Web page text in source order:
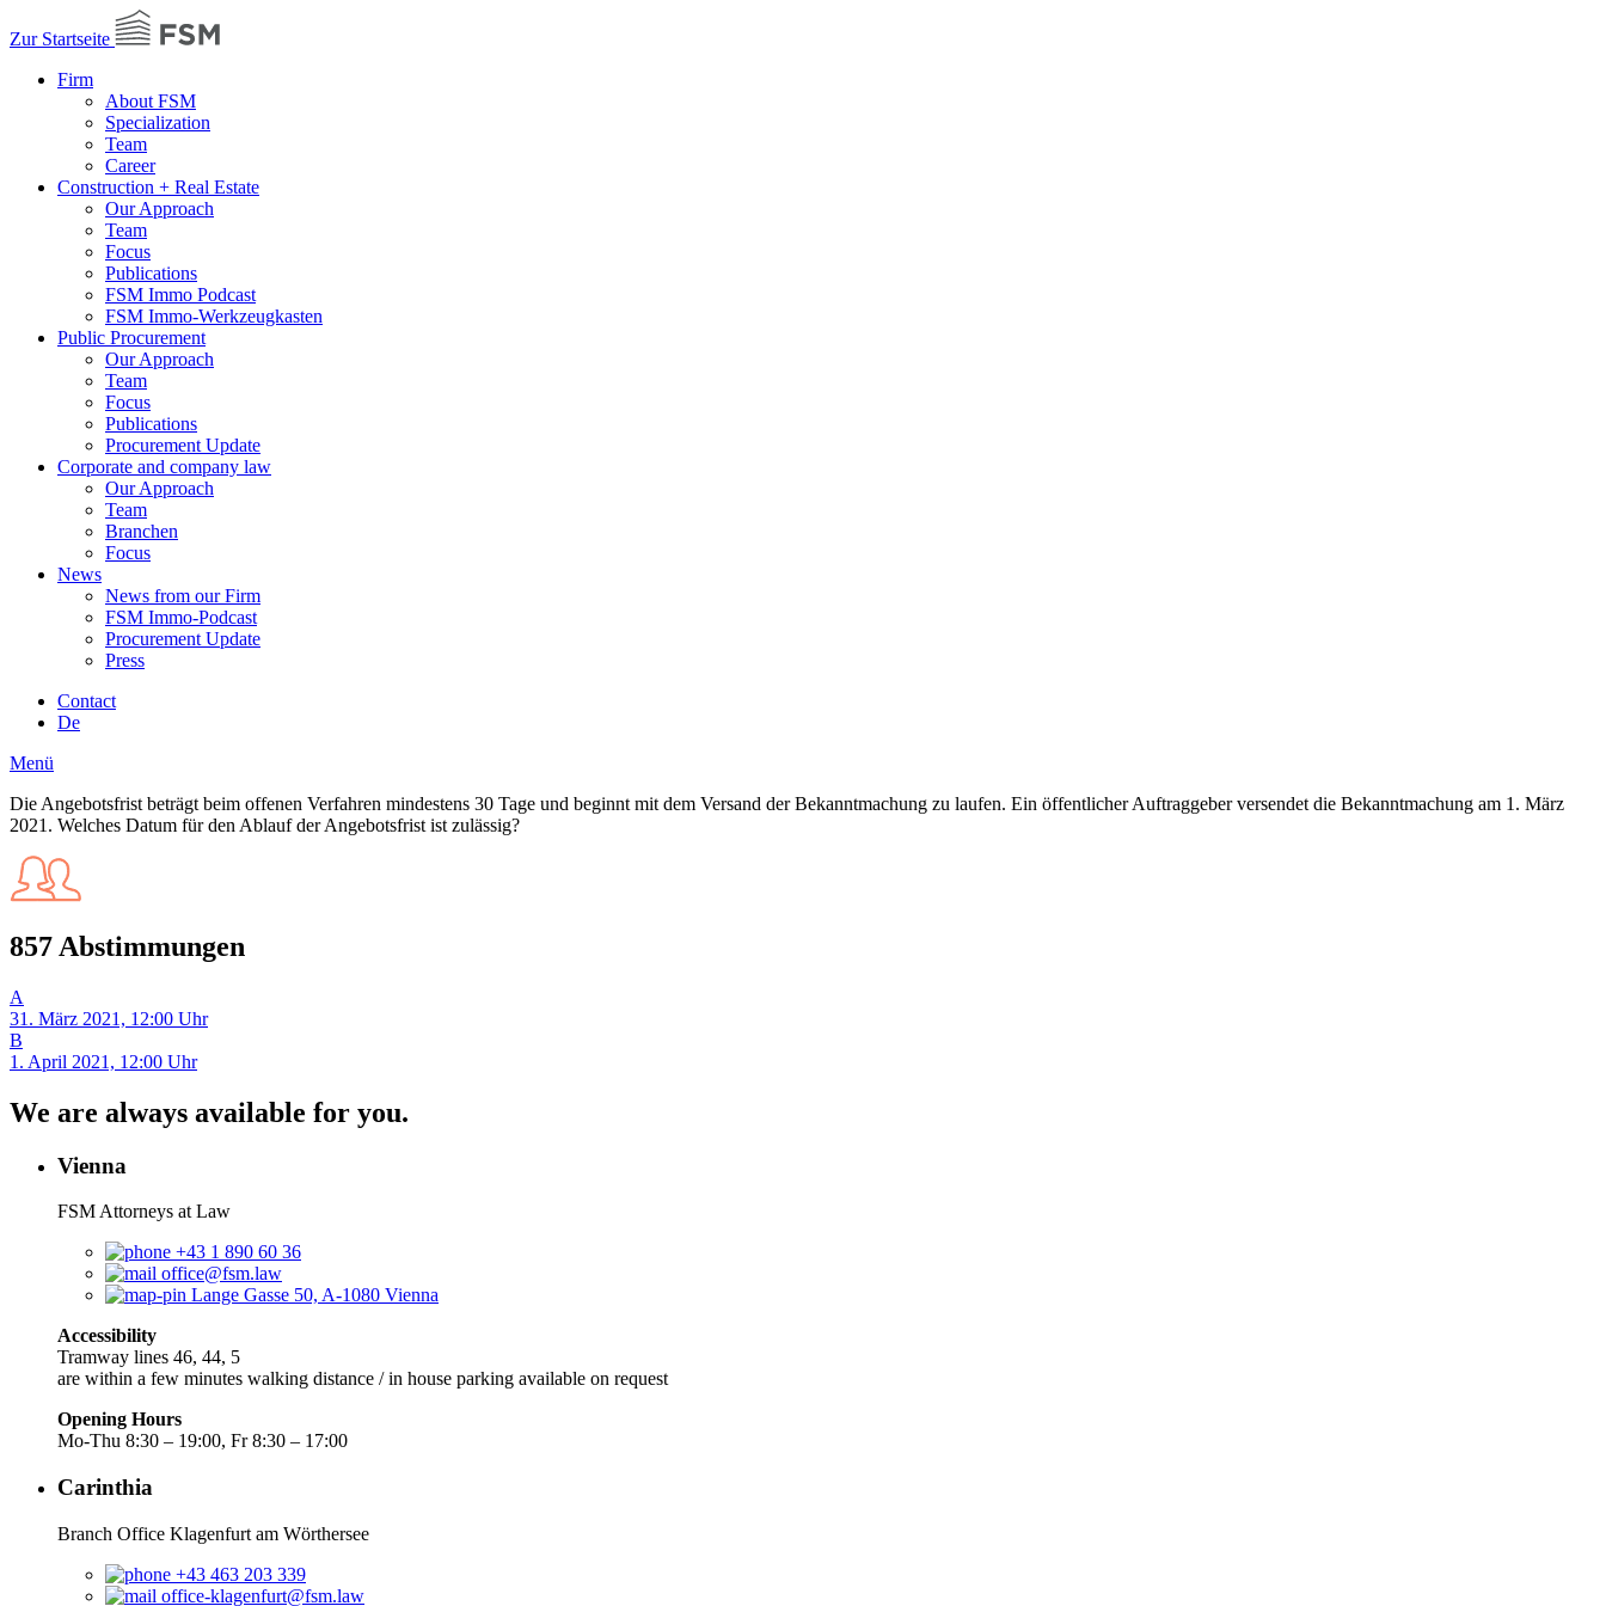
Zur Startseite
Firm
About FSM
Specialization
Team
Career
Construction + Real Estate
Our Approach
Team
Focus
Publications
FSM Immo Podcast
FSM Immo-Werkzeugkasten
Public Procurement
Our Approach
Team
Focus
Publications
Procurement Update
Corporate and company law
Our Approach
Team
Branchen
Focus
News
News from our Firm
FSM Immo-Podcast
Procurement Update
Press
Contact
De
Menü
Die Angebotsfrist beträgt beim offenen Verfahren mindestens 30 Tage und beginnt mit dem Versand der Bekanntmachung zu laufen. Ein öffentlicher Auftraggeber versendet die Bekanntmachung am 1. März
2021. Welches Datum für den Ablauf der Angebotsfrist ist zulässig?
857 Abstimmungen
A
31. März 2021, 12:00 Uhr
B
1. April 2021, 12:00 Uhr
We are always available for you.
Vienna
FSM Attorneys at Law
+43 1 890 60 36
office@fsm.law
Lange Gasse 50, A-1080 Vienna
Accessibility
Tramway lines 46, 44, 5
are within a few minutes walking distance / in house parking available on request
Opening Hours
Mo-Thu 8:30 – 19:00, Fr 8:30 – 17:00
Carinthia
Branch Office Klagenfurt am Wörthersee
+43 463 203 339
office-klagenfurt@fsm.law